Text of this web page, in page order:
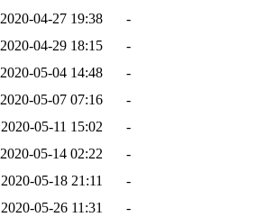
2020-04-27 19:38
-
2020-04-29 18:15
-
2020-05-04 14:48
-
2020-05-07 07:16
-
2020-05-11 15:02
-
2020-05-14 02:22
-
2020-05-18 21:11
-
2020-05-26 11:31
-